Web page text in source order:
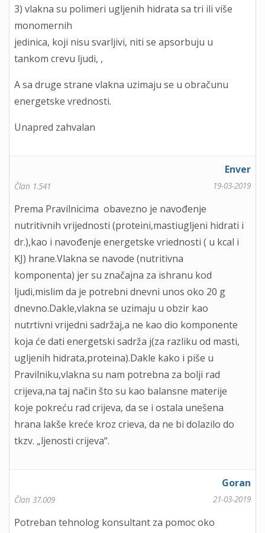
3) vlakna su polimeri ugljenih hidrata sa tri ili više
monomernih
jedinica, koji nisu svarljivi, niti se apsorbuju u
tankom crevu ljudi, ,
A sa druge strane vlakna uzimaju se u obračunu
energetske vrednosti.
Unapred zahvalan
Enver
Član 1.541 19-03-2019
Prema Pravilnicima obavezno je navođenje
nutritivnih vrijednosti (proteini,mastiugljeni hidrati i
dr.),kao i navođenje energetske vriednosti ( u kcal i
KJ) hrane.Vlakna se navode (nutritivna
komponenta) jer su značajna za ishranu kod
ljudi,mislim da je potrebni dnevni unos oko 20 g
dnevno.Dakle,vlakna se uzimaju u obzir kao
nutrtivni vrijedni sadržaj,a ne kao dio komponente
koja će dati energetski sadrža j(za razliku od masti,
ugljenih hidrata,proteina).Dakle kako i piše u
Pravilniku,vlakna su nam potrebna za bolji rad
crijeva,na taj način što su kao balansne materije
koje pokreću rad crijeva, da se i ostala unešena
hrana lakše kreće kroz crieva, da ne bi dolazilo do
tkzv. „ljenosti crijeva“.
Goran
Član 37.009 21-03-2019
Potreban tehnolog konsultant za pomoc oko